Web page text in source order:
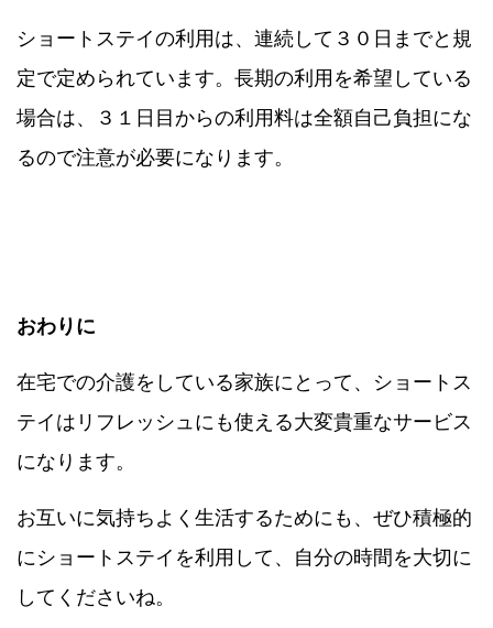
ショートステイの利用は、連続して３０日までと規
定で定められています。長期の利用を希望している
場合は、３１日目からの利用料は全額自己負担にな
るので注意が必要になります。
おわりに
在宅での介護をしている家族にとって、ショートス
テイはリフレッシュにも使える大変貴重なサービス
になります。
お互いに気持ちよく生活するためにも、ぜひ積極的
にショートステイを利用して、自分の時間を大切に
してくださいね。